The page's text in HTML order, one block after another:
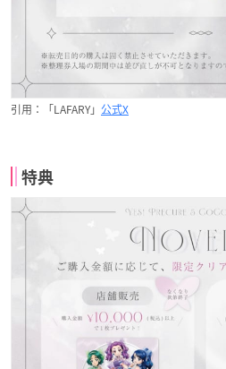
引用：「LAFARY」 公式X
特典